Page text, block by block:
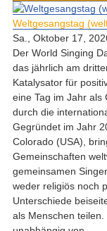
Weltgesangstag
Sa., Oktober 17,
Der World Singing
das jährlich am
Katalysator für
eine Tag im Jahr als
durch die
Gegründet im Jahr
Colorado (USA),
Gemeinschaften
gemeinsamen
weder religiös noch
Unterschiede
als Menschen teilen.